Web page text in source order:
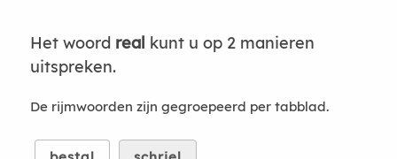
Het woord real kunt u op 2 manieren
uitspreken.
De rijmwoorden zijn gegroepeerd per tabblad.